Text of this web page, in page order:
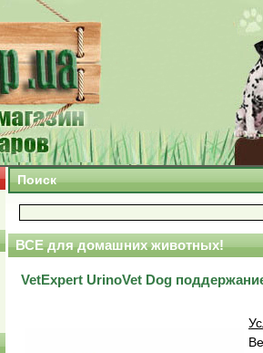
Поиск
ВСЕ для домашних животных!
VetExpert UrinoVet Dog